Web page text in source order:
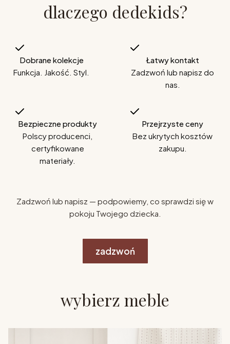
dlaczego dedekids?
Dobrane kolekcje
Funkcja. Jakość. Styl.
Łatwy kontakt
Zadzwoń lub napisz do
nas.
Bezpieczne produkty
Polscy producenci,
certyfikowane
materiały.
Przejrzyste ceny
Bez ukrytych kosztów
zakupu.
Zadzwoń lub napisz — podpowiemy, co sprawdzi się w
pokoju Twojego dziecka.
zadzwoń
wybierz meble